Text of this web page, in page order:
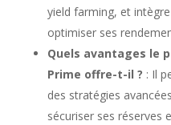
yield farming, et
optimiser ses
Quels avantages le
Prime offre-t-il ? : Il
des stratégies
sécuriser ses réserves